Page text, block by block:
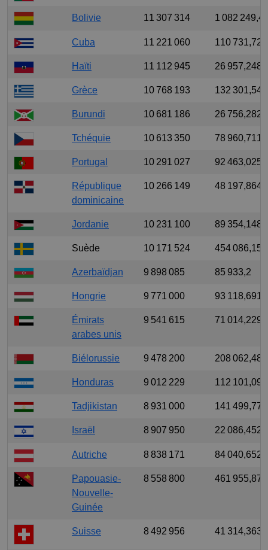
Bolivie 11 307 314 1 082
Cuba 11 221 060 110 731,72
Haïti 11 112 945 26 957,248
Grèce 10 768 193 132 301,549
Burundi 10 681 186 26 756,282
Tchéquie 10 613 350 78 960,711
Portugal 10 291 027 92 463,025
République
dominicaine
10 266 149 48 197,864
Jordanie 10 231 100 89 354,148
Suède 10 171 524 454 086,159
Azerbaïdjan 9 898 085 85 933,2
Hongrie 9 771 000 93 118,691
Émirats
arabes unis
9 541 615 71 014,229
Biélorussie 9 478 200 208 062,485
Honduras 9 012 229 112 101,098
Tadjikistan 8 931 000 141 499,77
Israël 8 907 950 22 086,452
Autriche 8 838 171 84 040,652
Papouasie-
Nouvelle-
Guinée
8 558 800 461 955,875
Suisse 8 492 956 41 314,363